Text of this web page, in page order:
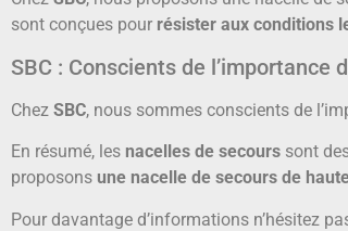
sont conçues pour résister aux conditions
SBC : Conscients de
Chez SBC, nous sommes conscients de
En résumé, les nacelles de secours sont
proposons une nacelle de secours de
Pour davantage d’informations n’hésitez